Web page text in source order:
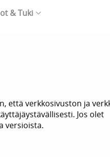
& Tuki
että verkkosivuston ja
Jos olet
versioista.